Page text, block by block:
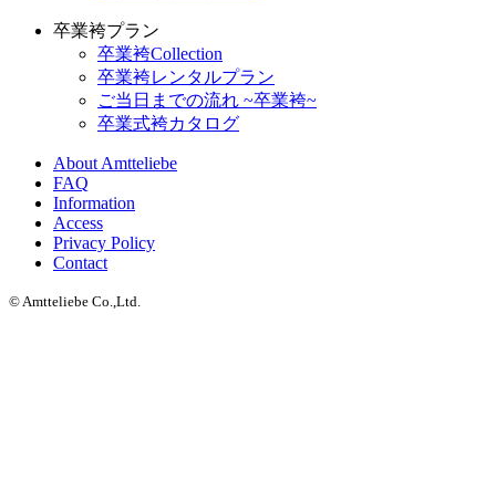
卒業袴プラン
卒業袴Collection
卒業袴レンタルプラン
ご当日までの流れ ~卒業袴~
卒業式袴カタログ
About Amtteliebe
FAQ
Information
Access
Privacy Policy
Contact
© Amtteliebe Co.,Ltd.